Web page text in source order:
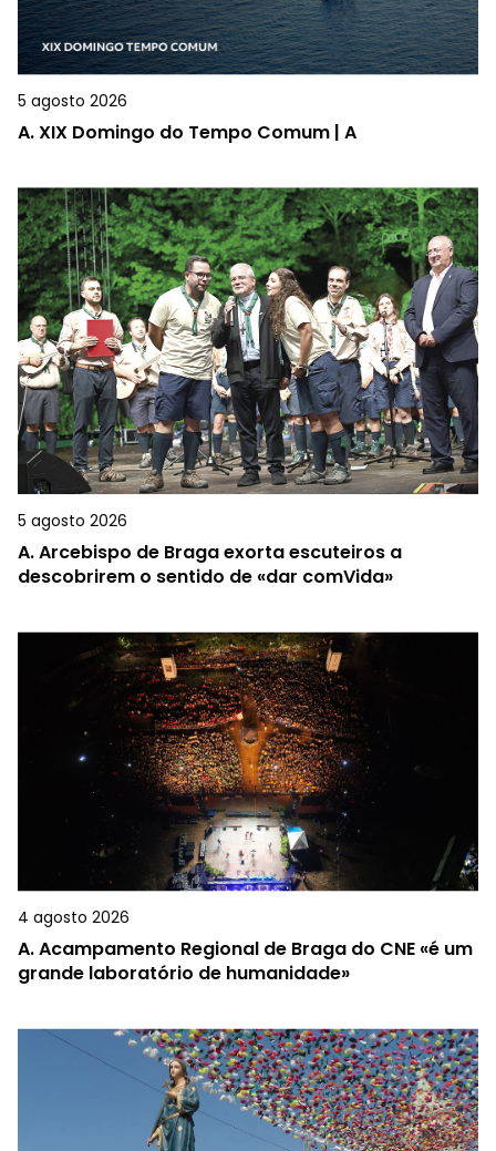
5 agosto 2026
A.XIX Domingo do Tempo Comum | A
5 agosto 2026
A.Arcebispo de Braga exorta escuteiros a
descobrirem o sentido de «dar comVida»
4 agosto 2026
A.Acampamento Regional de Braga do CNE «é um
grande laboratório de humanidade»